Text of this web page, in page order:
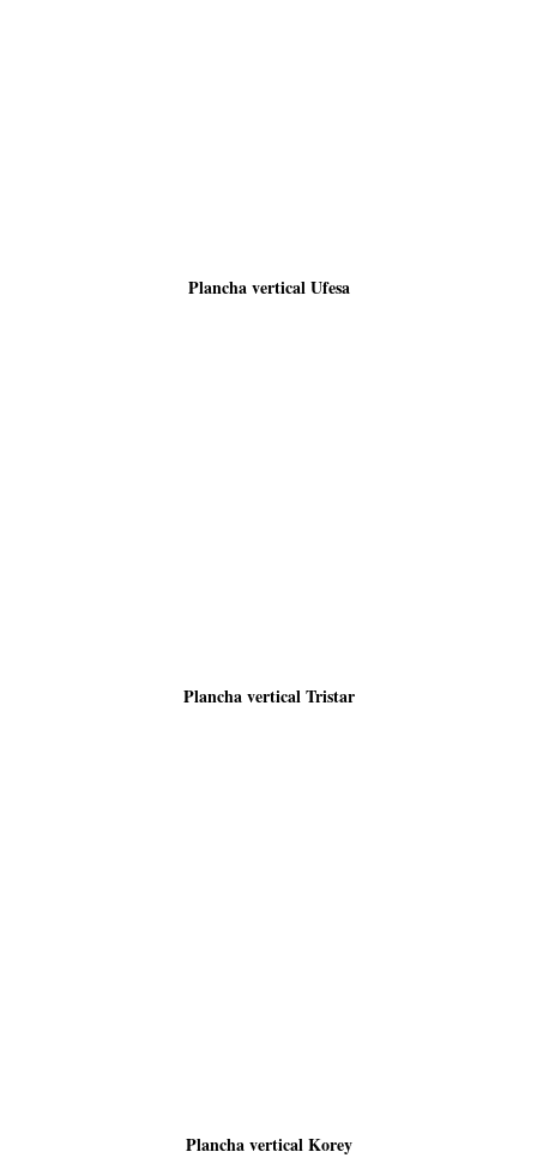
Plancha vertical Ufesa
Plancha vertical Tristar
Plancha vertical Korey